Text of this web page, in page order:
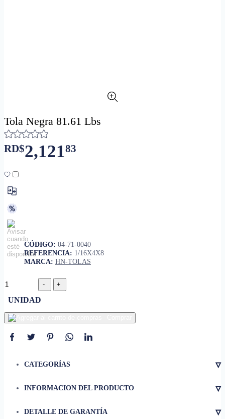
Tola Negra 81.61 Lbs
RD$2,12183
CÓDIGO: 04-71-0040
REFERENCIA: 1/16X4X8
MARCA: HN-TOLAS
UNIDAD
CATEGORÍAS ▿
INFORMACION DEL PRODUCTO ▿
• Lámina de hierro negro en
DETALLE DE GARANTÍA ▿